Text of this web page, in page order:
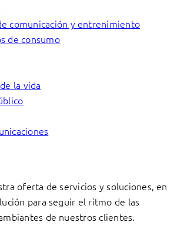
comunicación y entrenimiento
de consumo
la vida
oferta de servicios y soluciones, en
para seguir el ritmo de las
de nuestros clientes.